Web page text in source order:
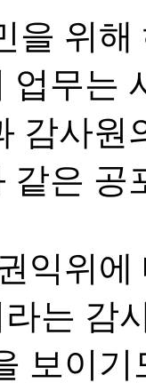
을 위
업무는
감사
같은 공
익위
는 감
보이기